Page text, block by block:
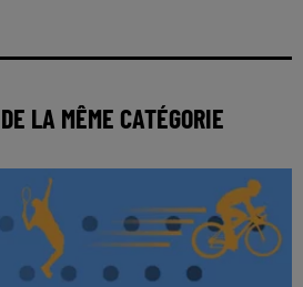
LA MÊME CATÉGORIE